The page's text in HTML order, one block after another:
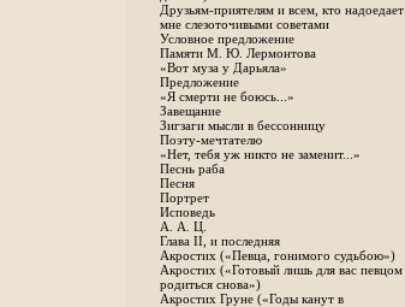
Друзьям-приятелям и всем, кто надоедает
мне слезоточивыми советами
Условное предложение
Памяти М. Ю. Лермонтова
«Вот муза у Дарьяла»
Предложение
«Я смерти не боюсь...»
Завещание
Зигзаги мысли в бессонницу
Поэту-мечтателю
«Нет, тебя уж никто не заменит...»
Песнь раба
Песня
Портрет
Исповедь
А. А. Ц.
Глава II, и последняя
Акростих («Певца, гонимого судьбою»)
Акростих («Готовый лишь для вас певцом
родиться снова»)
Акростих Груне («Годы канут в